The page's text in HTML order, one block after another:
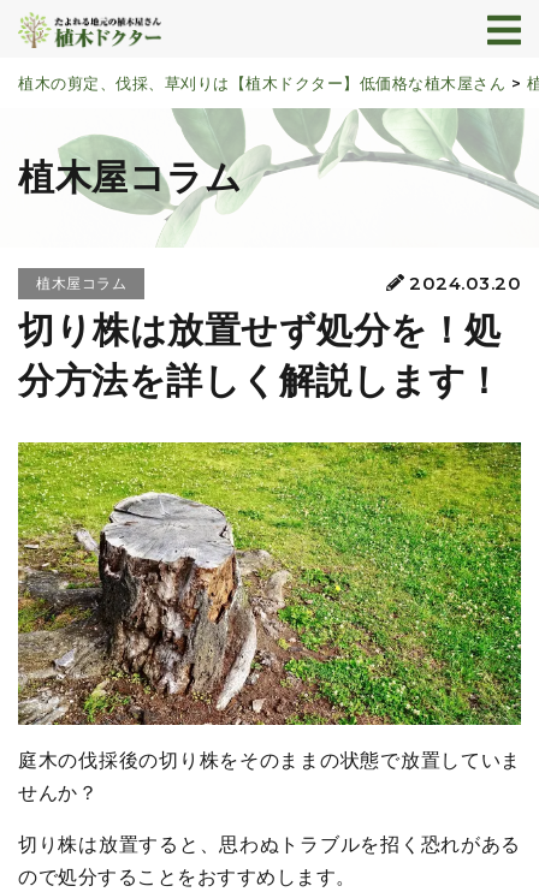
植木の剪定、伐採、草刈りは【植木ドクター】低価格な植木屋さん >
植木屋コラム
植木屋コラム 2024.03.20
切り株は放置せず処分を！処
分方法を詳しく解説します！
庭木の伐採後の切り株をそのままの状態で放置していま
せんか？
切り株は放置すると、思わぬトラブルを招く恐れがある
ので処分することをおすすめします。